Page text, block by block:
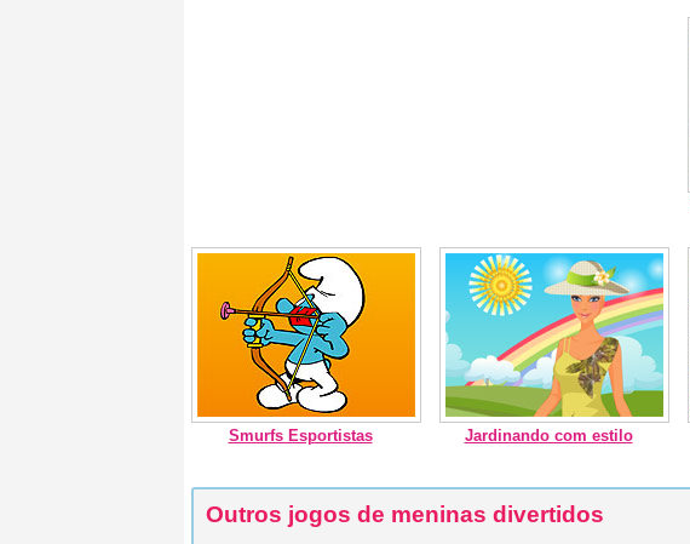
Smurfs Esportistas Jardinando com estilo
Outros jogos de meninas divertidos